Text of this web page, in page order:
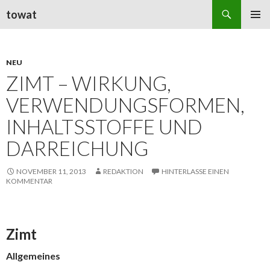
towat
NEU
ZIMT – WIRKUNG,
VERWENDUNGSFORMEN,
INHALTSSTOFFE UND
DARREICHUNG
NOVEMBER 11, 2013 REDAKTION
HINTERLASSE EINEN
KOMMENTAR
Zimt
Allgemeines